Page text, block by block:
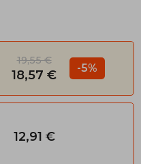
19,55 €
18,57 € -5%
12,91 €